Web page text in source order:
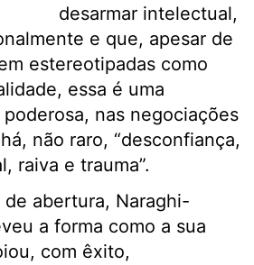
desarmar intelectual,
e que, apesar de
estereotipadas como
essa é uma
nas negociações
não raro, “desconfiança,
raiva e trauma”.
abertura, Naraghi-
a forma como a sua
com êxito,